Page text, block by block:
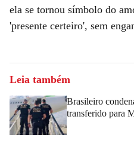
ela se tornou símbolo do
'presente certeiro', sem
Leia também
Brasileiro
transferido para